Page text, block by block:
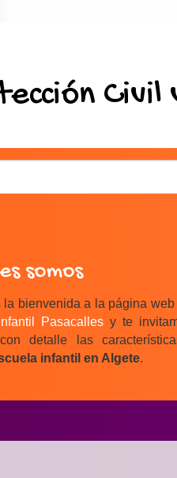
Civil
somos
la bienvenida a la página
Pasacalles y te
detalle las
infantil en Algete.